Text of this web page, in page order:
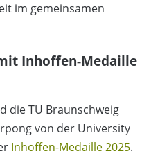
im gemeinsamen
Inhoffen-Medaille
die TU Braunschweig
von der University
Inhoffen-Medaille 2025.